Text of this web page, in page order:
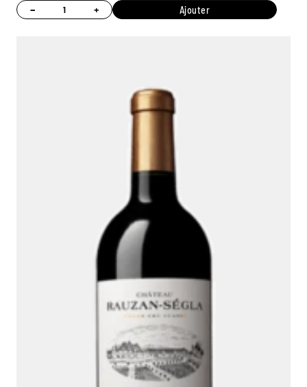
− + Ajouter